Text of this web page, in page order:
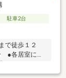
駐車2台
で徒歩１２
各居室に収
■カースペー
ます。車庫証